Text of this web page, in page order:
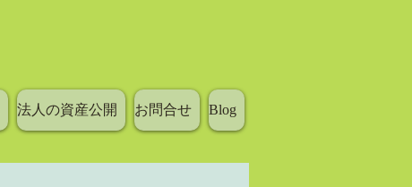
法人の資産公開 お問合せ Blog